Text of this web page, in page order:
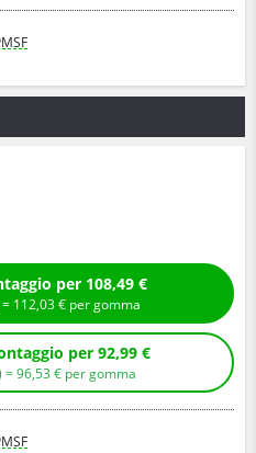
Compra con montaggio per 108,49 €
) = 112,03€ per gomma
Compra senza montaggio per 92,99 €
) =96,53 € per gomma